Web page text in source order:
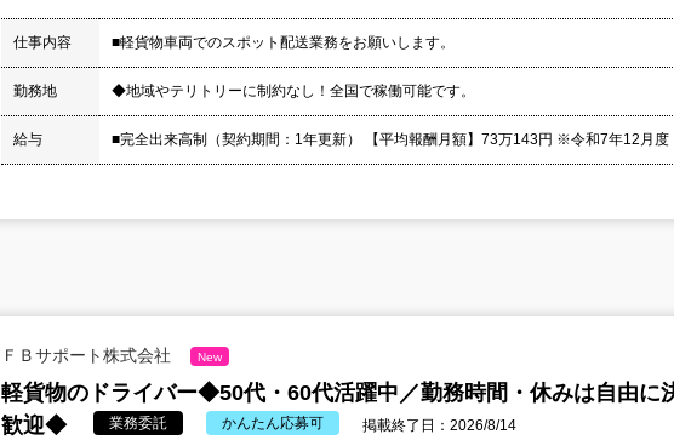
仕事内容 ■軽貨物車両でのスポット配送業務をお願いします。
勤務地 ◆地域やテリトリーに制約なし！全国で稼働可能です。
給与 ■完全出来高制（契約期間：1年更新） 【平均報酬月額】73万143円 ※令和7年12月
ＦＢサポート株式会社 New
軽貨物のドライバー◆50代・60代活躍中／勤務時間・休みは自由に
歓迎◆
業務委託 かんたん応募可 掲載終了日：2026/8/14